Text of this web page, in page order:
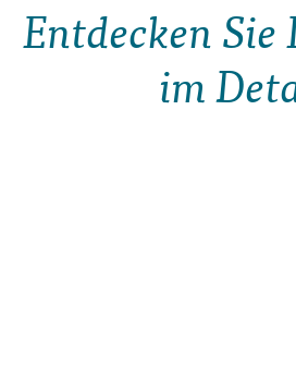
Entdecken Sie
im